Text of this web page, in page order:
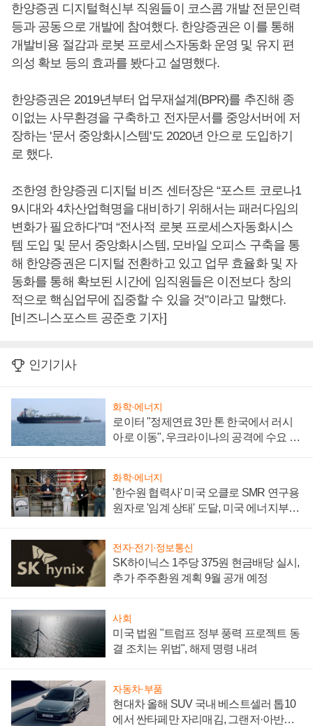
한양증권 디지털혁신부 직원들이 코스콤 개발 전문인력
등과 공동으로 개발에 참여했다. 한양증권은 이를 통해
개발비용 절감과 로봇 프로세스자동화 운영 및 유지 편
의성 확보 등의 효과를 봤다고 설명했다.
한양증권은 2019년부터 업무재설계(BPR)를 추진해 종
이없는 사무환경을 구축하고 전자문서를 중앙서버에 저
장하는 '문서 중앙화시스템'도 2020년 안으로 도입하기
로 했다.
조한영 한양증권 디지털 비즈 센터장은 “포스트 코로나1
9시대와 4차산업혁명을 대비하기 위해서는 패러다임의
변화가 필요하다”며 “전사적 로봇 프로세스자동화시스
템 도입 및 문서 중앙화시스템, 모바일 오피스 구축을 통
해 한양증권은 디지털 전환하고 있고 업무 효율화 및 자
동화를 통해 확보된 시간에 임직원들은 이전보다 창의
적으로 핵심업무에 집중할 수 있을 것”이라고 말했다.
[비즈니스포스트 공준호 기자]
인기기사
화학·에너지
로이터 "정제연료 3만 톤 한국에서 러시
아로 이동", 우크라이나의 공격에 수요 늘
화학·에너지
'한수원 협력사' 미국 오클로 SMR 연구용
원자로 '임계 상태' 도달, 미국 에너지부
전자·전기·정보통신
SK하이닉스 1주당 375원 현금배당 실시,
추가 주주환원 계획 9월 공개 예정
사회
미국 법원 "트럼프 정부 풍력 프로젝트 동
결 조치는 위법", 해제 명령 내려
자동차·부품
현대차 올해 SUV 국내 베스트셀러 톱10
에서 싼타페만 자리매김, 그랜저·아반떼